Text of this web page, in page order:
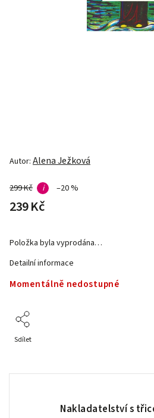
Autor: Alena Ježková
299 Kč i –20 %
239 Kč
Momentálně nedostupné
Položka byla vyprodána…
Detailní informace
Sdílet
Nakladatelství s